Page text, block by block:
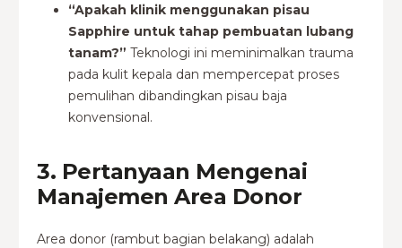
“Apakah klinik menggunakan pisau
Sapphire untuk tahap pembuatan lubang
tanam?” Teknologi ini meminimalkan trauma
pada kulit kepala dan mempercepat proses
pemulihan dibandingkan pisau baja
konvensional.
3. Pertanyaan Mengenai
Manajemen Area Donor
Area donor (rambut bagian belakang) adalah